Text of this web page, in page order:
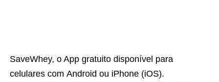
SaveWhey, o App gratuito disponível para
celulares com Android ou iPhone (iOS).